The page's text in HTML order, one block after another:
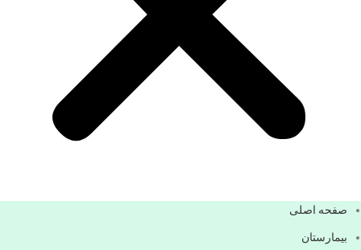
صفحه اصلی
بيمارستان